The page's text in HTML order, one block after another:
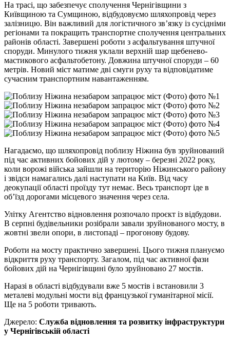
На трасі, що забезпечує сполучення Чернігівщини з
Київщиною та Сумщиною, відбудовуємо шляхопровід через
залізницю. Він важливий для логістичного звʼязку із сусідніми
регіонами та покращить транспортне сполучення центральних
районів області. Завершені роботи з асфальтування штучної
споруди. Минулого тижня уклали верхній шар щебенево-
мастикового асфальтобетону. Довжина штучної споруди – 60
метрів. Новий міст матиме дві смуги руху та відповідатиме
сучасним транспортним навантаженням.
Нагадаємо, що шляхопровід поблизу Ніжина був зруйнований
під час активних бойових дій у лютому – березні 2022 року,
коли ворожі війська зайшли на територію Ніжинського району
і звідси намагались далі наступати на Київ. Від часу
деокупації області проїзду тут немає. Весь транспорт іде в
об’їзд дорогами місцевого значення через села.
Улітку Агентство відновлення розпочало проєкт із відбудови.
В серпні будівельники розібрали завали зруйнованого мосту, в
жовтні звели опори, в листопаді – прогонову будову.
Роботи на мосту практично завершені. Цього тижня плануємо
відкриття руху транспорту. Загалом, під час активної фази
бойових дій на Чернігівщині було зруйновано 27 мостів.
Наразі в області відбудували вже 5 мостів і встановили 3
металеві модульні мости від французької гуманітарної місії.
Ще на 5 роботи тривають.
Джерело: Служба відновлення та розвитку інфраструктури
у Чернігівській області